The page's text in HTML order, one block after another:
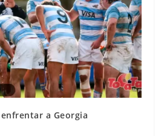
a Georgia